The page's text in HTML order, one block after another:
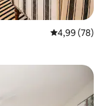
Priemerné
4,99 (78)